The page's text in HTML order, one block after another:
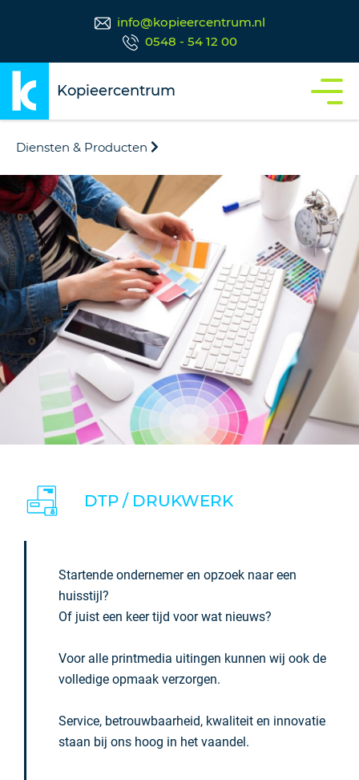
info@kopieercentrum.nl
0548 - 54 12 00
Kopieercentrum
Diensten & Producten
DTP / DRUKWERK
Startende ondernemer en opzoek naar een
huisstijl?
Of juist een keer tijd voor wat nieuws?
Voor alle printmedia uitingen kunnen wij ook de
volledige opmaak verzorgen.
Service, betrouwbaarheid, kwaliteit en innovatie
staan bij ons hoog in het vaandel.